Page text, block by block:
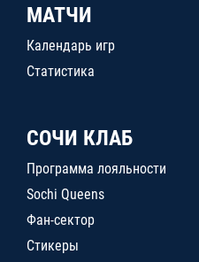
МАТЧИ
Календарь игр
Статистика
СОЧИ КЛАБ
Программа лояльности
Sochi Queens
Фан-сектор
Стикеры